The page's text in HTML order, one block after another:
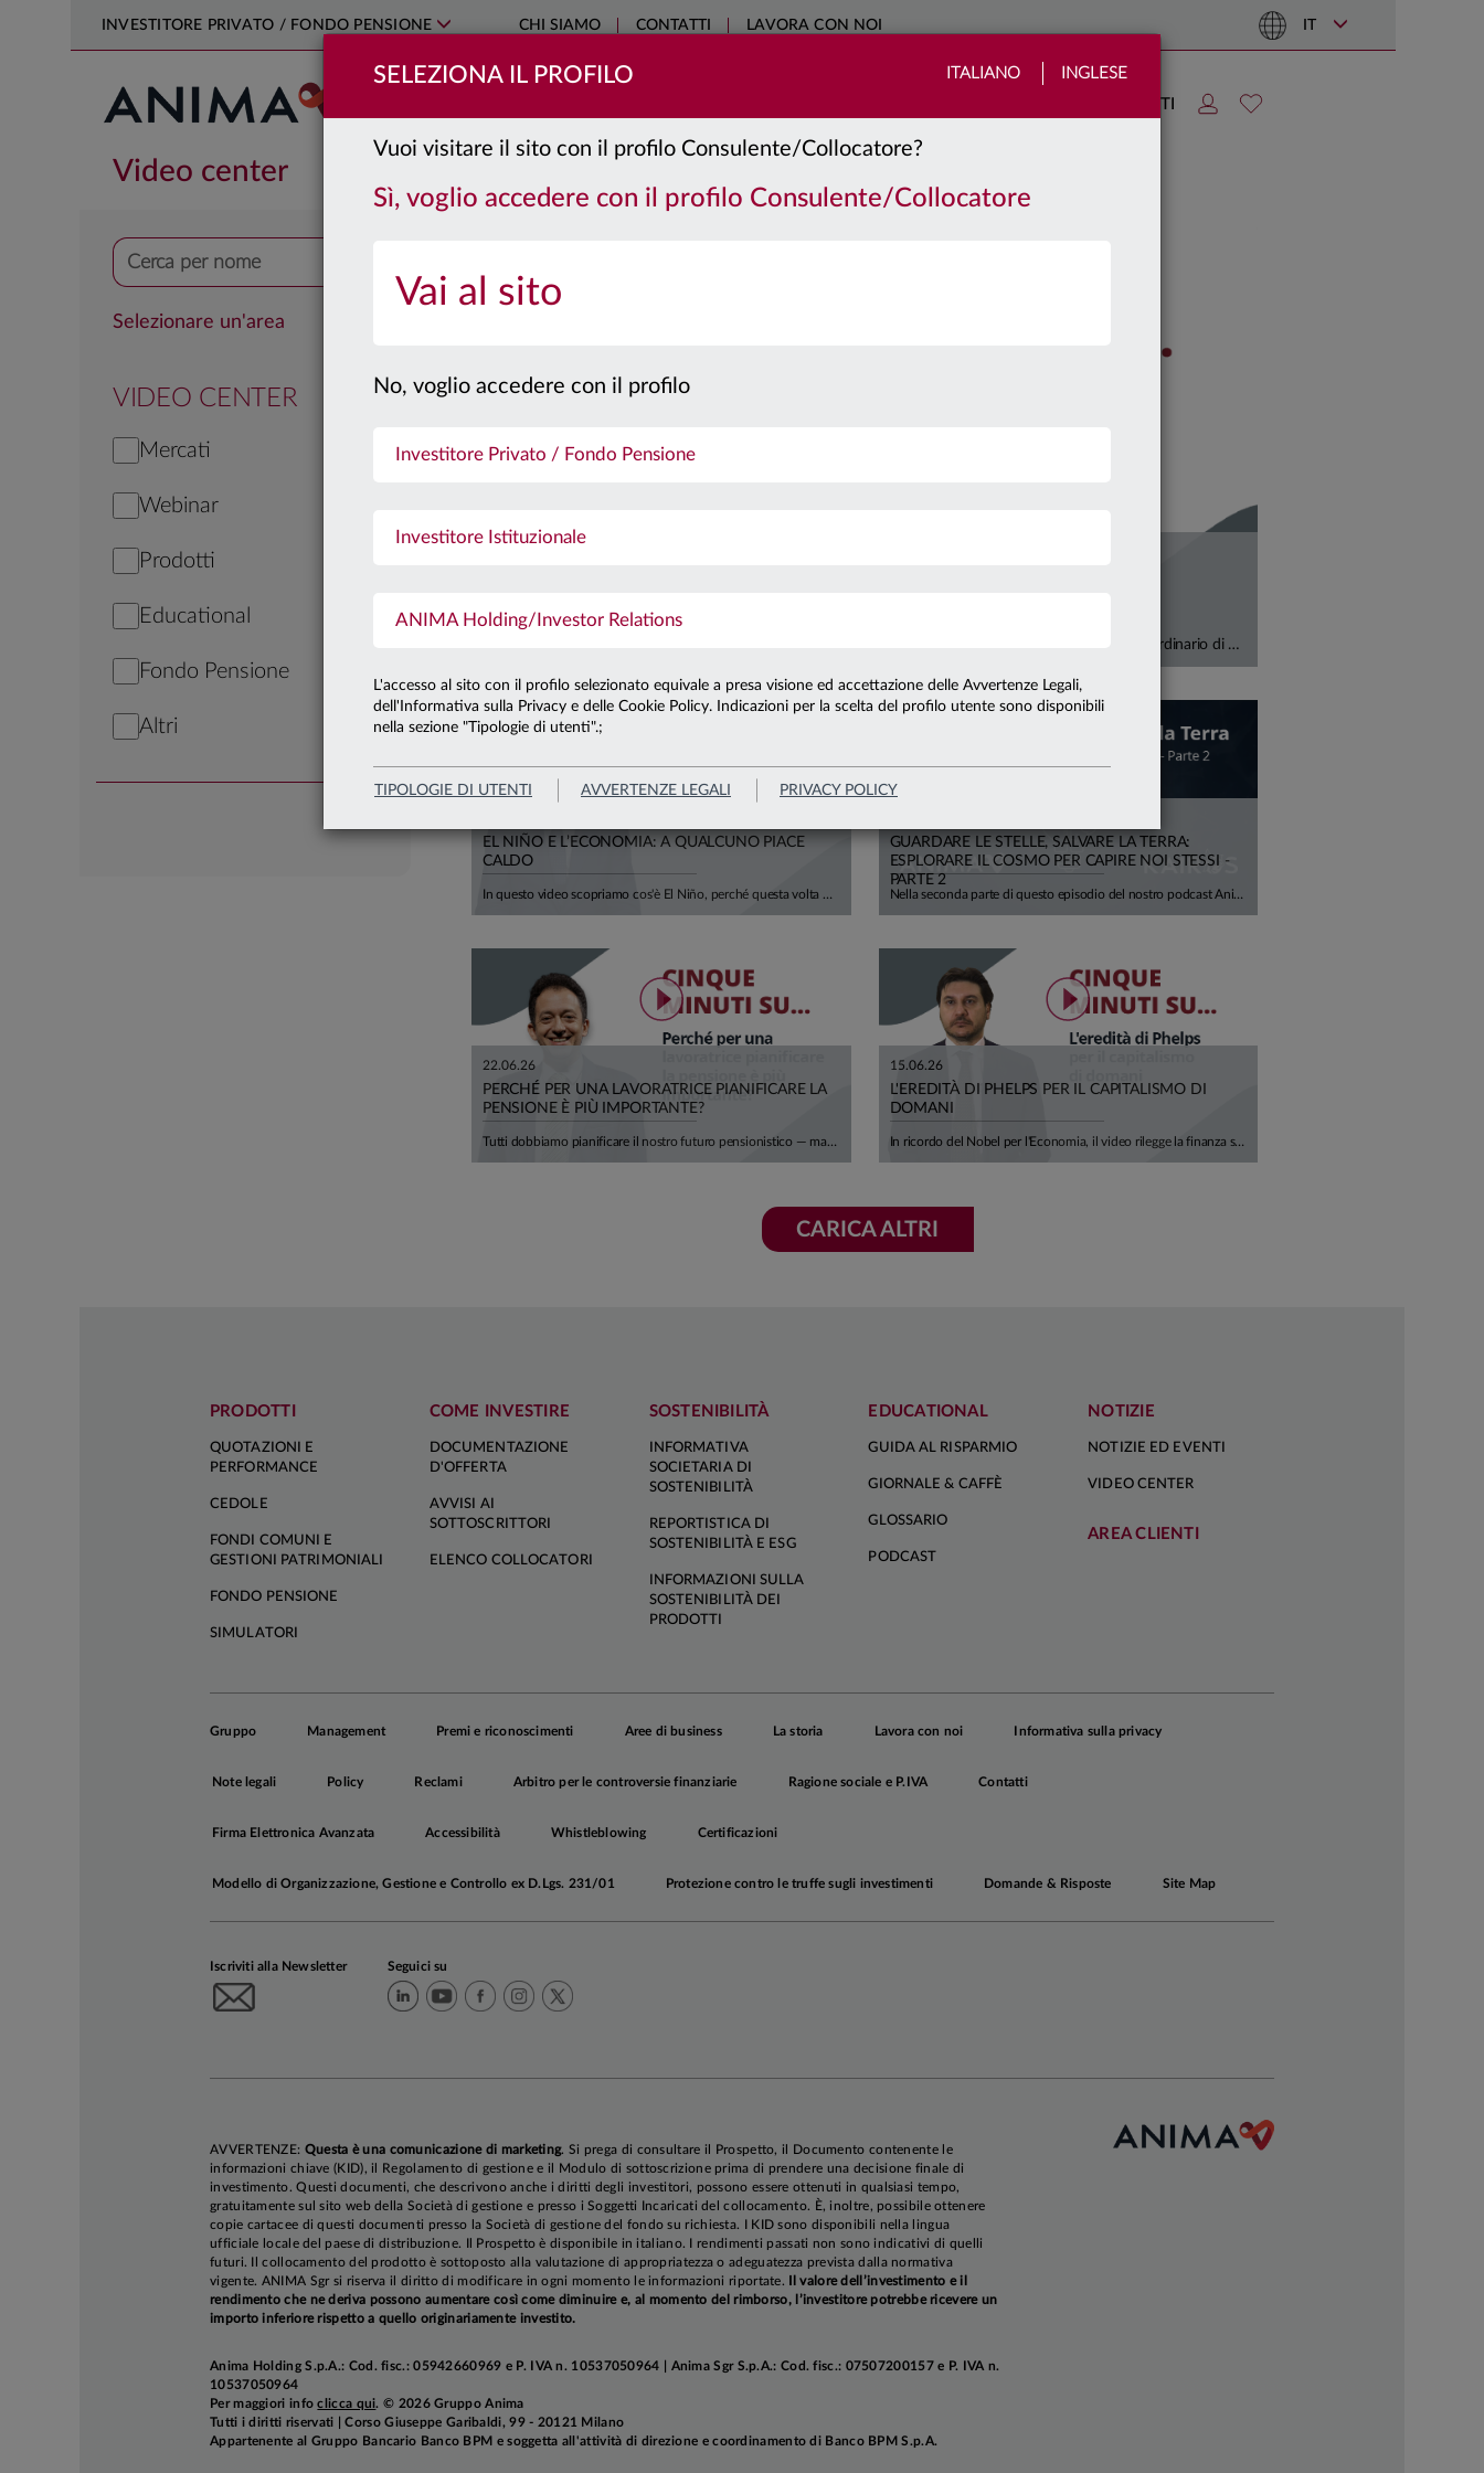
SELEZIONA IL PROFILO ITALIANO INGLESE
Vuoi visitare il sito con il profilo Consulente/Collocatore?
Sì, voglio accedere con il profilo Consulente/Collocatore
Vai al sito
No, voglio accedere con il profilo
Investitore Privato / Fondo Pensione
Investitore Istituzionale
ANIMA Holding/Investor Relations
L'accesso al sito con il profilo selezionato equivale a presa visione ed accettazione delle Avvertenze Legali,
dell'Informativa sulla Privacy e delle Cookie Policy. Indicazioni per la scelta del profilo utente sono disponibili
nella sezione "Tipologie di utenti".;
TIPOLOGIE DI UTENTI AVVERTENZE LEGALI PRIVACY POLICY
INVESTITORE PRIVATO / FONDO PENSIONE CHI SIAMO CONTATTI LAVORA CON NOI
AREA CLIENTI
Video center
Selezionare un'area
VIDEO CENTER
Mercati
Webinar
Prodotti
Educational
Fondo Pensione
Altri
Deflussi record negli Stati Uniti, crescita a doppia cifra in Europa. Con Alfonso Del Giudice, Professore Ordinario di Finanza Aziendale presso l'Università Cattolica, analizziamo perché il vero tema, oggi, non è più l'etichetta "verde", ma la capacità di misurare correttamente il rischio climatico all'interno di portafogli e bilanci aziendali, tra costi di transizione, rischi fisici e impatti su rendimenti attesi e sostenibilità del debito.
EL NIÑO E L’ECONOMIA: A QUALCUNO PIACE
CALDO
In questo video scopriamo cos'è El Niño, perché questa volta potrebbe colpire anche il nostro continente e — soprattutto — quanto ci costa davvero il cambiamento climatico. Negli ultimi 50 anni gli eventi climatici estremi sono quintuplicati. L'Europa ha già perso oltre 500 miliardi di euro in un decennio, e la BCE stima che entro il 2050 i danni potrebbero erodere il 6% del PIL europeo. Per l'Italia, si parla di 150-200 miliardi di euro bruciati. El Niño durerà qualche mese. Il clima che stiamo costruendo, invece, durerà generazioni. Ci spiega tutto Mario Noera, Senior Climate Advisor di Anima.
GUARDARE LE STELLE, SALVARE LA TERRA:
ESPLORARE IL COSMO PER CAPIRE NOI STESSI -
PARTE 2
Nella seconda parte di questo episodio del nostro podcast Anime Innovative, ci concentriamo sulla cosiddetta Space Economy, e su tutte le opportunità (e difficoltà) che possono nascere. Insieme all'astrofisico Luca Perri viaggiamo tra scienza, economia, meraviglia e concretezza.
22.06.26
PERCHÉ PER UNA LAVORATRICE PIANIFICARE LA
PENSIONE È PIÙ IMPORTANTE?
Tutti dobbiamo pianificare il nostro futuro pensionistico — ma per le lavoratrici ci sono cinque motivi in più per farlo con urgenza. In questo episodio Andrea Carbone di Smileconomy li analizza uno per uno, con dati concreti e una prospettiva che riguarda milioni di donne in Italia. Le retribuzioni femminili sono in media il 22% più basse di quelle maschili, anche a causa di maternità, part-time e carriere discontinue. Nel sistema contributivo, guadagnare meno significa versare meno contributi: le neo-pensionate del 2024 hanno ricevuto assegni inferiori del 29% rispetto ai neo-pensionati. A questo si aggiunge un'attesa di vita di quasi 3 anni superiore a quella maschile a 65 anni: più tempo da coprire, con meno risorse disponibili. Ma non finisce qui. Vivere più a lungo espone a una maggiore probabilità di non autosufficienza — dopo i 75 anni una donna su due ha limitazioni nelle attività quotidiane — e, dato che le spose sono mediamente più giovani degli sposi di circa 3 anni, c'è una concreta probabilità di affrontare in media 6 anni di longevità da sola, senza il supporto del partner. Cinque ragioni per cui pianificare una rendita integrativa — attraverso i fondi pensione — e riflettere per tempo sui propri bisogni sanitari e assistenziali non è un'opzione, ma una priorità.
15.06.26
L'EREDITÀ DI PHELPS PER IL CAPITALISMO DI
DOMANI
In ricordo del Nobel per l'Economia, il video rilegge la finanza sostenibile alla luce del suo pensiero: non un vincolo imposto all'economia, ma una condizione del suo sviluppo futuro. Dalla credibilità della transizione ai settori hard-to-abate, fino alla centralità della "S" di ESG, un invito a orientare il capitale verso innovazione, lavoro di qualità e prosperità condivisa. Ci racconta tutto Alfonso Del Giudice, Professore Ordinario di Finanza Aziendale presso l'Università Cattolica.
CARICA ALTRI
PRODOTTI
QUOTAZIONI E
PERFORMANCE
CEDOLE
FONDI COMUNI E
GESTIONI PATRIMONIALI
FONDO PENSIONE
SIMULATORI
COME INVESTIRE
DOCUMENTAZIONE
D'OFFERTA
AVVISI AI
SOTTOSCRITTORI
ELENCO COLLOCATORI
SOSTENIBILITÀ
INFORMATIVA
SOCIETARIA DI
SOSTENIBILITÀ
REPORTISTICA DI
SOSTENIBILITÀ E ESG
INFORMAZIONI SULLA
SOSTENIBILITÀ DEI
PRODOTTI
EDUCATIONAL
GUIDA AL RISPARMIO
GIORNALE & CAFFÈ
GLOSSARIO
PODCAST
NOTIZIE
NOTIZIE ED EVENTI
VIDEO CENTER
AREA CLIENTI
Gruppo Management Premi e riconoscimenti Aree di business La storia Lavora con noi Informativa sulla privacy
Note legali Policy Reclami Arbitro per le controversie finanziarie Ragione sociale e P.IVA Contatti
Firma Elettronica Avanzata Accessibilità Whistleblowing Certificazioni
Modello di Organizzazione, Gestione e Controllo ex D.Lgs. 231/01 Protezione contro le truffe sugli investimenti Domande & Risposte Site Map
Iscriviti alla Newsletter Seguici su
AVVERTENZE: Questa è una comunicazione di marketing. Si prega di consultare il Prospetto, il Documento contenente le
informazioni chiave (KID), il Regolamento di gestione e il Modulo di sottoscrizione prima di prendere una decisione finale di
investimento. Questi documenti, che descrivono anche i diritti degli investitori, possono essere ottenuti in qualsiasi tempo,
gratuitamente sul sito web della Società di gestione e presso i Soggetti Incaricati del collocamento. È, inoltre, possibile ottenere
copie cartacee di questi documenti presso la Società di gestione del fondo su richiesta. I KID sono disponibili nella lingua
ufficiale locale del paese di distribuzione. Il Prospetto è disponibile in italiano. I rendimenti passati non sono indicativi di quelli
futuri. Il collocamento del prodotto è sottoposto alla valutazione di appropriatezza o adeguatezza prevista dalla normativa
vigente. ANIMA Sgr si riserva il diritto di modificare in ogni momento le informazioni riportate.
Il valore dell’investimento e il
rendimento che ne deriva possono aumentare così come diminuire e, al momento del rimborso, l’investitore potrebbe ricevere un
importo inferiore rispetto a quello originariamente investito.
Anima Holding S.p.A.: Cod. fisc.: 05942660969 e P. IVA n. 10537050964 | Anima Sgr S.p.A.: Cod. fisc.: 07507200157 e P. IVA n.
10537050964
Per maggiori infoclicca qui. © 2026 Gruppo Anima
Tutti i diritti riservati | Corso Giuseppe Garibaldi, 99 - 20121 Milano
Appartenente al Gruppo Bancario Banco BPM e soggetta all'attività di direzione e coordinamento di Banco BPM S.p.A.